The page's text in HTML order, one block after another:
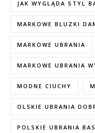
JAK WYGLĄDA STYL
MARKOWE BLUZKI
MARKOWE UBRANIA
MARKOWE UBRANIA
MODNE CIUCHY
OLSKIE UBRANIA
POLSKIE UBRANIA